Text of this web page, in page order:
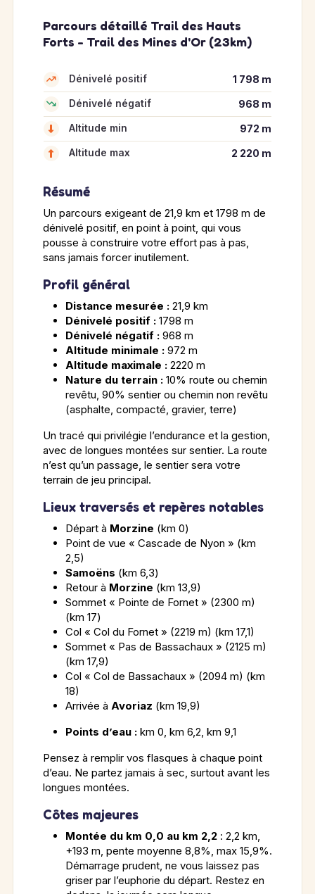
Parcours détaillé Trail des Hauts
Forts - Trail des Mines d'Or (23km)
Dénivelé positif
1 798 m
Dénivelé négatif
968 m
Altitude min
972 m
Altitude max
2 220 m
Résumé
Un parcours exigeant de 21,9 km et 1798 m de
dénivelé positif, en point à point, qui vous
pousse à construire votre effort pas à pas,
sans jamais forcer inutilement.
Profil général
Distance mesurée : 21,9 km
Dénivelé positif : 1798 m
Dénivelé négatif : 968 m
Altitude minimale : 972 m
Altitude maximale : 2220 m
Nature du terrain : 10% route ou chemin
revêtu, 90% sentier ou chemin non revêtu
(asphalte, compacté, gravier, terre)
Un tracé qui privilégie l’endurance et la gestion,
avec de longues montées sur sentier. La route
n’est qu’un passage, le sentier sera votre
terrain de jeu principal.
Lieux traversés et repères notables
Départ à Morzine (km 0)
Point de vue « Cascade de Nyon » (km
2,5)
Samoëns (km 6,3)
Retour à Morzine (km 13,9)
Sommet « Pointe de Fornet » (2300 m)
(km 17)
Col « Col du Fornet » (2219 m) (km 17,1)
Sommet « Pas de Bassachaux » (2125 m)
(km 17,9)
Col « Col de Bassachaux » (2094 m) (km
18)
Arrivée à Avoriaz (km 19,9)
Points d’eau : km 0, km 6,2, km 9,1
Pensez à remplir vos flasques à chaque point
d’eau. Ne partez jamais à sec, surtout avant les
longues montées.
Côtes majeures
Montée du km 0,0 au km 2,2 : 2,2 km,
+193 m, pente moyenne 8,8%, max 15,9%.
Démarrage prudent, ne vous laissez pas
griser par l’euphorie du départ. Restez en